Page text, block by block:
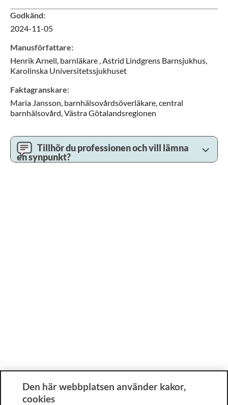
Godkänd:
2024-11-05
Manusförfattare:
HenrikArnell, barnläkare ,Astrid Lindgrens Barnsjukhus,
Karolinska Universitetssjukhuset
Faktagranskare:
Maria Jansson, barnhälsovårdsöverläkare,central
barnhälsovård,Västra Götalandsregionen
Tillhör du professionen och vill lämna
en synpunkt?
Den här webbplatsen använder kakor,
cookies